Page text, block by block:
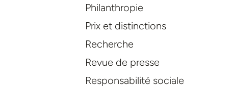
Philanthropie
Prix et distinctions
Recherche
Revue de presse
Responsabilité sociale